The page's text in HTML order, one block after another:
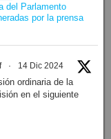
del Parlamento
por la prensa
· 14 Dic 2024
ordinaria de la
en el siguiente